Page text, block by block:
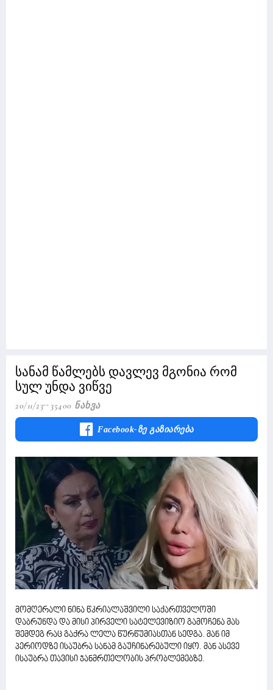
სანამ წამლებს დავლევ მგონია რომ
სულ უნდა ვიწვე
20/11/23 35400 Ნახვა
Facebook-Ზე Გაზიარება
მომღერალი ნინა წკრიალაშვილი საქართველოში
დაბრუნდა და მისი პირველი სატელევიზიო გამოჩენა მას
შემდეგ რაც გაქრა ლელა წურწუმიასთან სედგა. მან იმ
პერიოდზე ისაუბრა სანამ გაუჩინარებული იყო. მან ასევე
ისაუბრა თავისი ჯანმრთელობის პრობლემებზე.